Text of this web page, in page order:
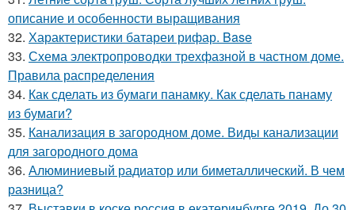
описание и особенности выращивания
32. Характеристики батареи рифар. Base
33. Схема электропроводки трехфазной в частном доме.
Правила распределения
34. Как сделать из бумаги панамку. Как сделать панаму
из бумаги?
35. Канализация в загородном доме. Виды канализации
для загородного дома
36. Алюминиевый радиатор или биметаллический. В чем
разница?